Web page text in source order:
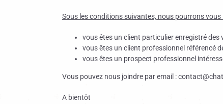
Sous les conditions suivantes, nous pourrons
vous êtes un client particulier enregistré des
vous êtes un client professionnel référencé
vous êtes un prospect professionnel
Vous pouvez nous joindre par email :
A bientôt